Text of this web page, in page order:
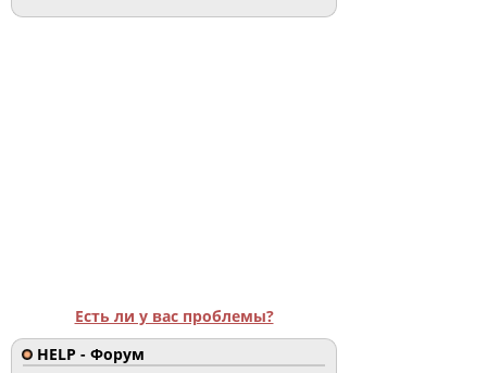
Есть ли у вас проблемы?
HELP - Форум